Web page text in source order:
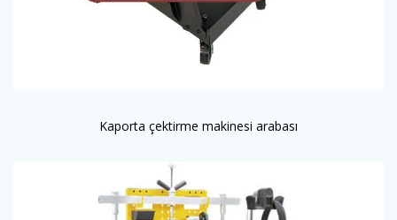
Kaporta çektirme makinesi arabası